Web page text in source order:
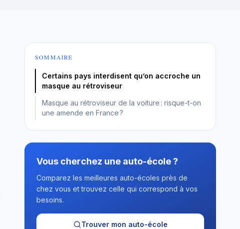
SOMMAIRE
Certains pays interdisent qu’on accroche un
masque au rétroviseur
Masque au rétroviseur de la voiture : risque-t-on
une amende en France ?
Vous cherchez une auto-école ?
Comparez les meilleures auto-écoles près de
chez vous et trouvez celle qui correspond à vos
besoins.
Trouver mon auto-école